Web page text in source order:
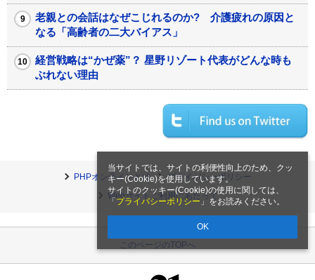
当サイトでは、サイトの利便性向上のため、クッ
キー(Cookie)を使用しています。
サイトのクッキー(Cookie)の使用に関しては、
「 プライバシーポリシー 」をお読みください。
OK
老親との会話はなぜこじれるのか? 介護疲れの原因と
なる「高齢者の二大バイアス」
経営戦略は“かぜ薬”？ 星野リゾート代表がどんな時も
ぶれない理由
PHPオンラインとは
プライバシーポリシー
Webサイトご利用にあたって
このページのTOPへ